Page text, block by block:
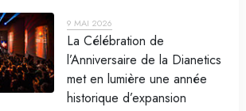
9 MAI 2026
La Célébration de
l’Anniversaire de la Dianetics
met en lumière une année
historique d’expansion